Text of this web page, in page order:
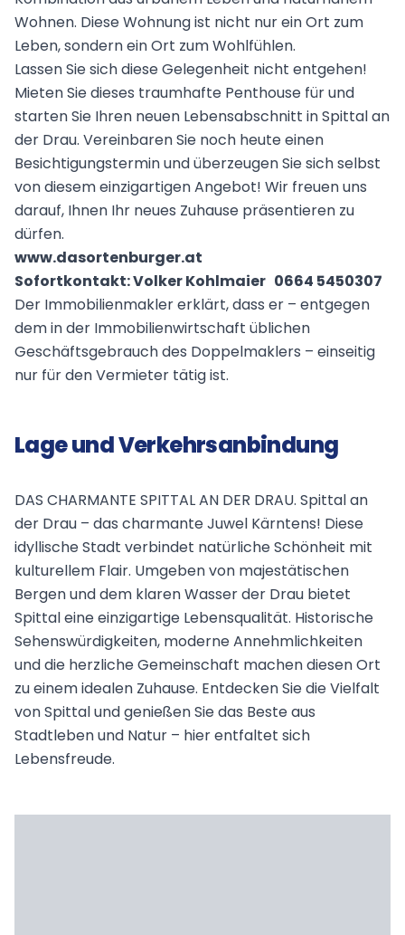
Wohnen. Diese Wohnung ist nicht nur ein Ort zum
Leben, sondern ein Ort zum Wohlfühlen.
Lassen Sie sich diese Gelegenheit nicht entgehen!
Mieten Sie dieses traumhafte Penthouse für und
starten Sie Ihren neuen Lebensabschnitt in Spittal an
der Drau. Vereinbaren Sie noch heute einen
Besichtigungstermin und überzeugen Sie sich selbst
von diesem einzigartigen Angebot! Wir freuen uns
darauf, Ihnen Ihr neues Zuhause präsentieren zu
dürfen.
www.dasortenburger.at
Sofortkontakt: Volker Kohlmaier 0664 5450307
Der Immobilienmakler erklärt, dass er – entgegen
dem in der Immobilienwirtschaft üblichen
Geschäftsgebrauch des Doppelmaklers – einseitig
nur für den Vermieter tätig ist.
Lage und Verkehrsanbindung
DAS CHARMANTE SPITTAL AN DER DRAU. Spittal an
der Drau – das charmante Juwel Kärntens! Diese
idyllische Stadt verbindet natürliche Schönheit mit
kulturellem Flair. Umgeben von majestätischen
Bergen und dem klaren Wasser der Drau bietet
Spittal eine einzigartige Lebensqualität. Historische
Sehenswürdigkeiten, moderne Annehmlichkeiten
und die herzliche Gemeinschaft machen diesen Ort
zu einem idealen Zuhause. Entdecken Sie die Vielfalt
von Spittal und genießen Sie das Beste aus
Stadtleben und Natur – hier entfaltet sich
Lebensfreude.